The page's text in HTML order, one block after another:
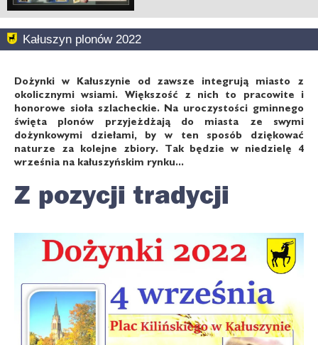
Kałuszyn plonów 2022
Dożynki w Kałuszynie od zawsze integrują miasto z
okolicznymi wsiami. Większość z nich to pracowite i
honorowe sioła szlacheckie. Na uroczystości gminnego
święta plonów przyjeżdżają do miasta ze swymi
dożynkowymi dziełami, by w ten sposób dziękować
naturze za kolejne zbiory. Tak będzie w niedzielę 4
września na kałuszyńskim rynku...
Z pozycji tradycji